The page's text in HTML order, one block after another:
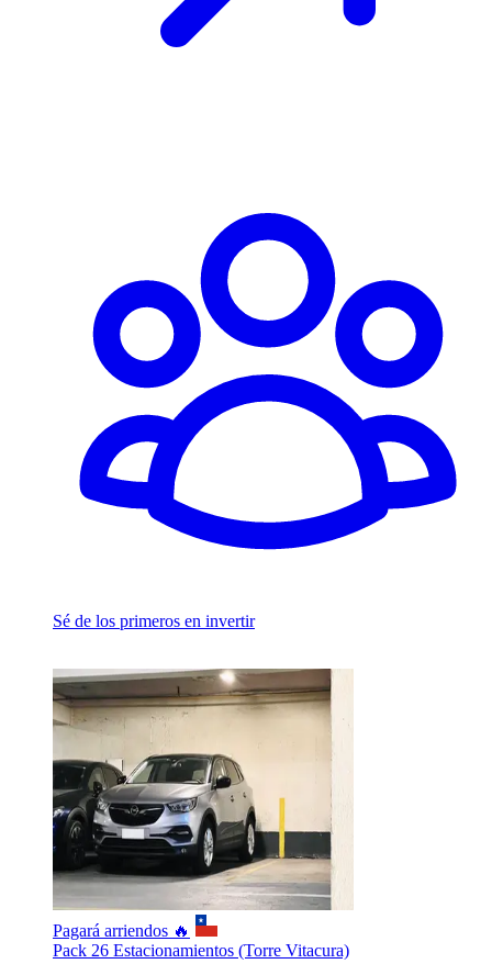
Sé de los primeros en invertir
Pagará arriendos 🔥
Pack 26 Estacionamientos (Torre Vitacura)